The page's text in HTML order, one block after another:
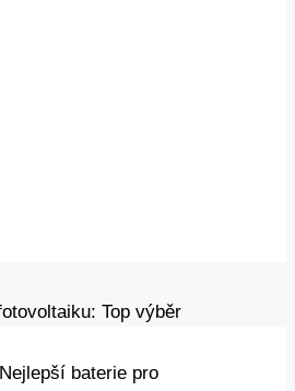
Nejlepší baterie pro